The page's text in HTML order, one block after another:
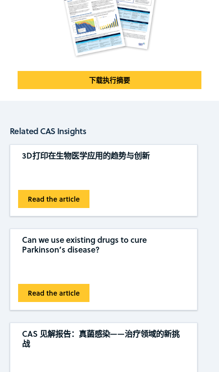
下载执行摘要
Related CAS Insights
3D打印在生物医学应用的趋势与创新
Read the article
Can we use existing drugs to cure
Parkinson’s disease?
Read the article
CAS 见解报告：真菌感染——治疗领域的新挑
战